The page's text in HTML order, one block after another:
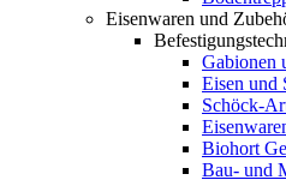
Eisenwaren und
Gabionen
Eisen und
Schöck-
Biohort
Bau- und